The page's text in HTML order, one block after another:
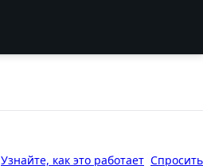
Узнайте, как это работает Спросить